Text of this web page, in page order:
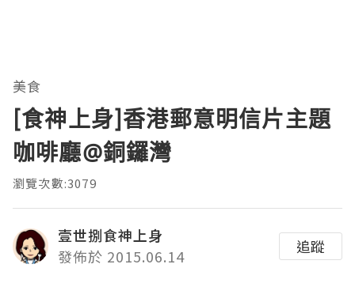
美食
[食神上身]香港郵意明信片主題
咖啡廳@銅鑼灣
瀏覽次數:3079
壹世捌食神上身
發佈於 2015.06.14
追蹤